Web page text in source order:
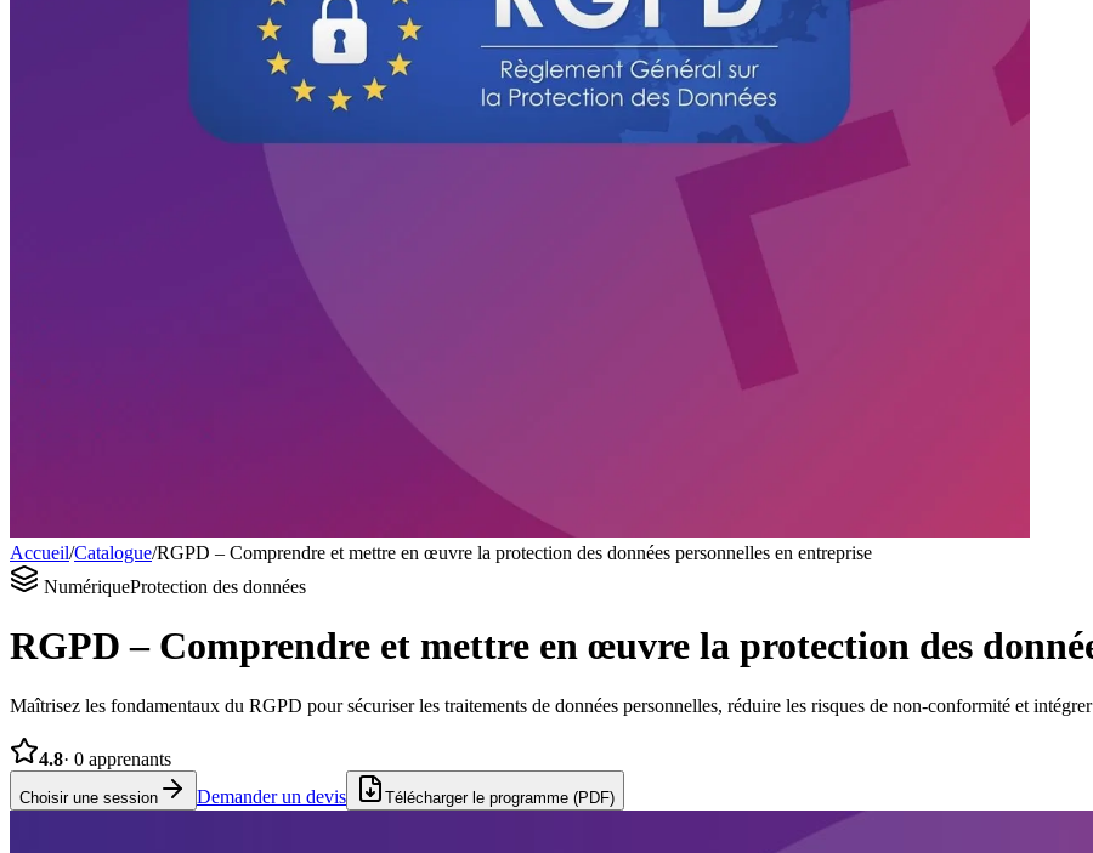
Accueil/Catalogue/RGPD – Comprendre et mettre en œuvre la protection des données personnelles en entreprise
NumériqueProtection des données
RGPD – Comprendre et mettre en œuvre la protection des
Maîtrisez les fondamentaux du RGPD pour sécuriser les traitements de données personnelles, réduire les risques de non-conformité et
4.8· 0 apprenants
Choisir une session Demander un devis Télécharger le programme (PDF)